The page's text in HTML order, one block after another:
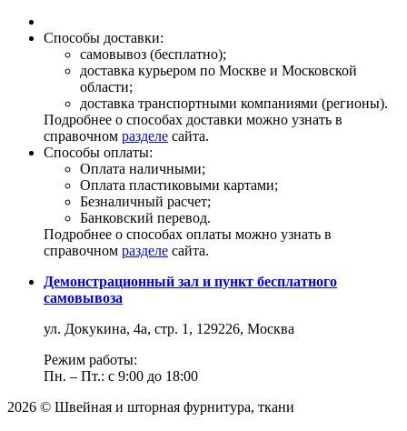
Способы доставки:
самовывоз (бесплатно);
доставка курьером по Москве и Московской
области;
доставка транспортными компаниями (регионы).
Подробнее о способах доставки можно узнать в
справочном разделе сайта.
Способы оплаты:
Оплата наличными;
Оплата пластиковыми картами;
Безналичный расчет;
Банковский перевод.
Подробнее о способах оплаты можно узнать в
справочном разделе сайта.
Демонстрационный зал и пункт бесплатного
самовывоза
ул. Докукина, 4а, стр. 1, 129226, Москва
Режим работы:
Пн. – Пт.: с 9:00 до 18:00
2026 © Швейная и шторная фурнитура, ткани